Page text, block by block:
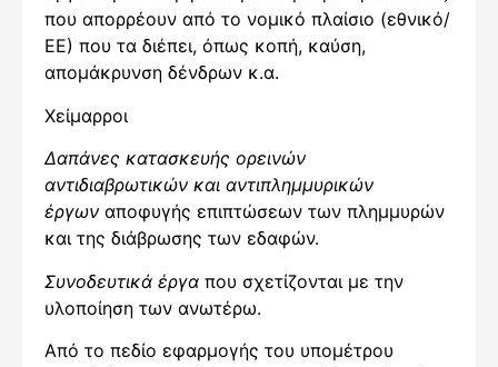
που απορρέουν από το νομικό πλαίσιο (εθνικό/
ΕΕ) που τα διέπει, όπως κοπή, καύση,
απομάκρυνση δένδρων κ.α.
Χείμαρροι
Δαπάνες κατασκευής ορεινών
αντιδιαβρωτικών και αντιπλημμυρικών
έργων αποφυγής επιπτώσεων των πλημμυρών
και της διάβρωσης των εδαφών.
Συνοδευτικά έργα που σχετίζονται με την
υλοποίηση των ανωτέρω.
Από το πεδίο εφαρμογής του υπομέτρου